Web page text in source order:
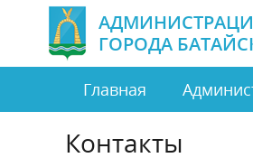
ГОРОДА
Главная
Глава города Батайска
Город
Направить обращение
Бюджет и финансы
Контакты